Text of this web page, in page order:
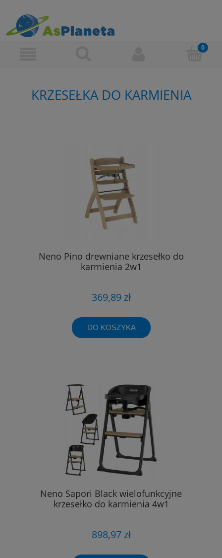
KRZESEŁKA DO KARMIENIA
Neno Pino drewniane krzesełko do
karmienia 2w1
369,89 zł
DO KOSZYKA
Neno Sapori Black wielofunkcyjne
krzesełko do karmienia 4w1
898,97 zł